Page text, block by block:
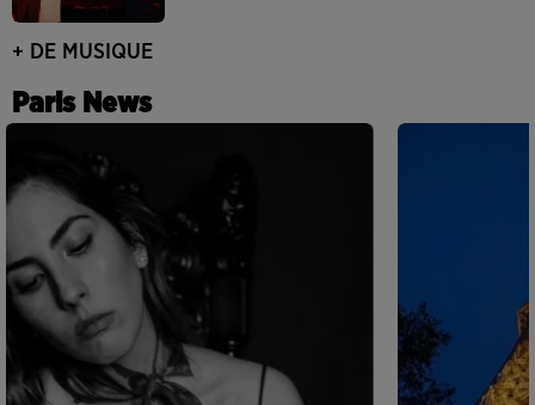
+ DE MUSIQUE
Paris News